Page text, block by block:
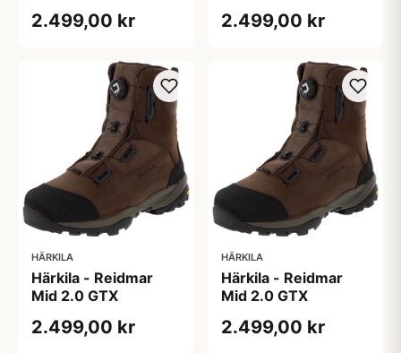
2.499,00 kr 2.499,00 kr
HÄRKILA
Härkila - Reidmar
Mid 2.0 GTX
2.499,00 kr
HÄRKILA
Härkila - Reidmar
Mid 2.0 GTX
2.499,00 kr